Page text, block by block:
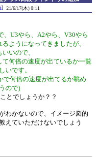
21/6/17(木) 0:11
、U3やら、A2やら、V30やら
ようになってきましたが、
いので、
て何倍の速度が出ているか一覧
いです。
で何倍の速度が出てるか眺め
ので)
とでしょうか？？
わかないので、イメージ図的
えていただけないでしょう